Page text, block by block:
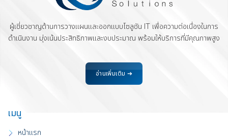
ผู้เชี่ยวชาญด้านการวางแผนและออกแบบโซลูชัน IT เพื่อความต่อเนื่องในการ
ดำเนินงาน มุ่งเน้นประสิทธิภาพและงบประมาณ พร้อมให้บริการที่มีคุณภาพสูง
อ่านเพิ่มเติม ➔
เมนู
หน้าแรก